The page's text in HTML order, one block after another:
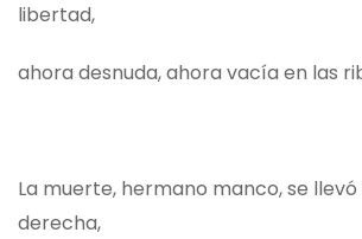
libertad,
ahora desnuda, ahora vacía en las
La muerte, hermano manco, se
derecha,